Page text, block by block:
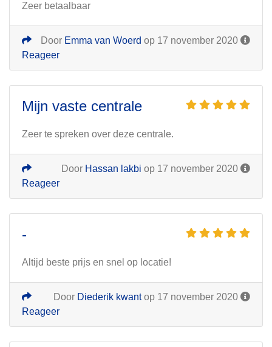
Zeer betaalbaar
Door Emma van Woerd op 17 november 2020
Reageer
Mijn vaste centrale
Zeer te spreken over deze centrale.
Door Hassan lakbi op 17 november 2020
Reageer
-
Altijd beste prijs en snel op locatie!
Door Diederik kwantop 17 november 2020
Reageer